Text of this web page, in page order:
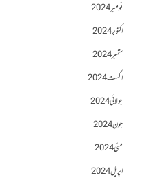
نومبر 2024
اکتوبر 2024
ستمبر 2024
اگست 2024
جولائی 2024
جون 2024
مئی 2024
اپریل 2024